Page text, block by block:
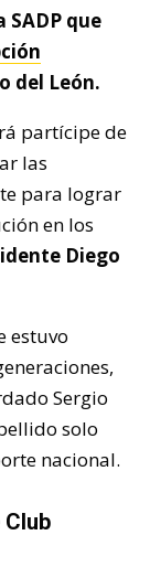
que
del León.
partícipe de
las
para lograr
en los
Diego
estuvo
Sergio
solo
nacional.